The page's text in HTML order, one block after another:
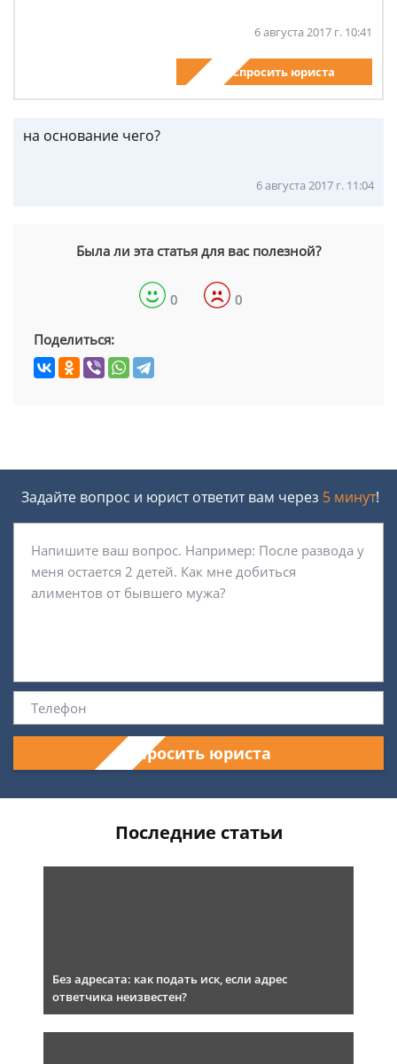
6 августа 2017 г. 10:41
Спросить юриста
на основание чего?
6 августа 2017 г. 11:04
Была ли эта статья для вас полезной?
0 0
Поделиться:
Задайте вопрос и юрист ответит вам через 5 минут!
Спросить юриста
Последние статьи
Без адресата: как подать иск, если адрес
ответчика неизвестен?